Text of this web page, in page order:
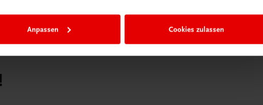
Anpassen Cookies zulassen